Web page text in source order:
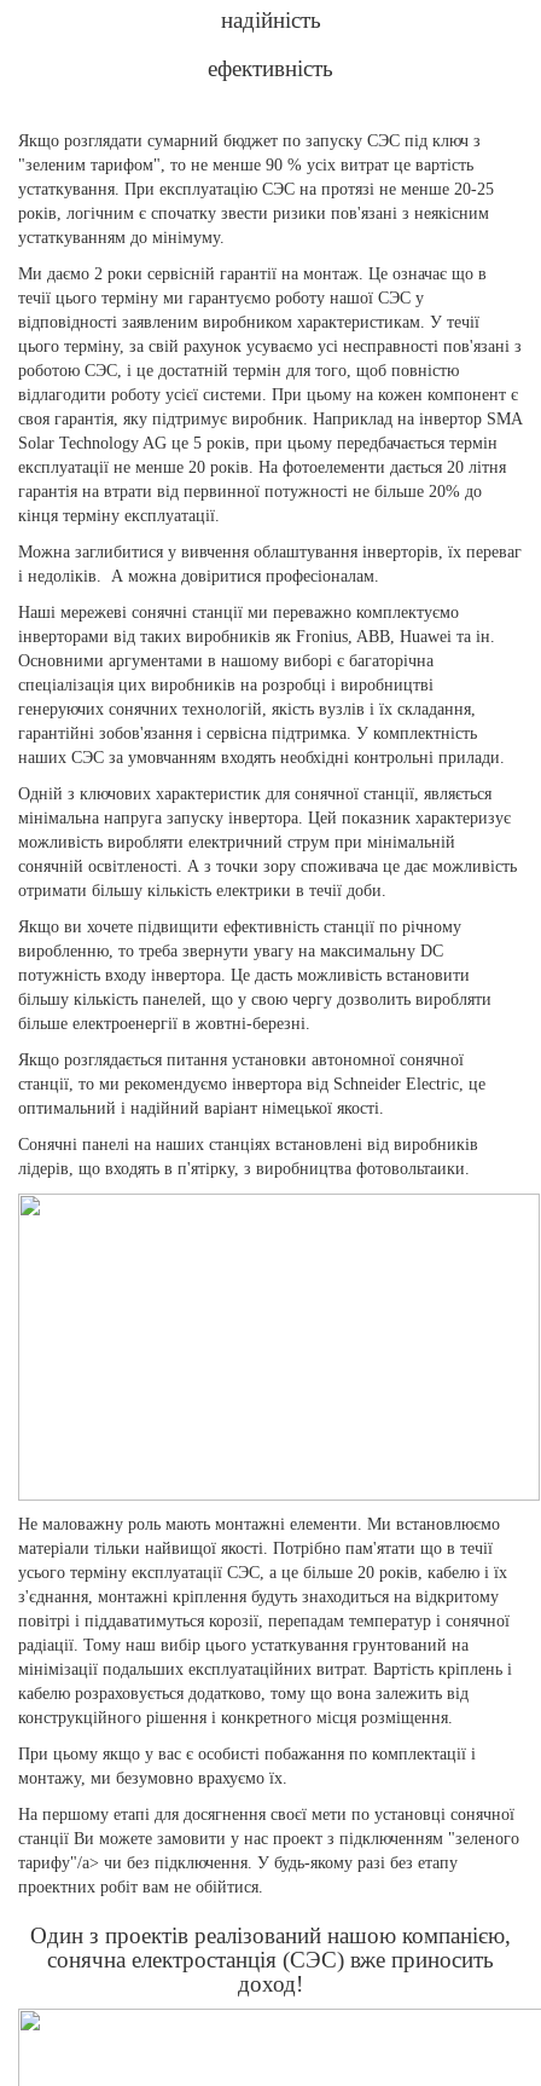
надійність
ефективність
Якщо розглядати сумарний бюджет по запуску СЭС під ключ з
"зеленим тарифом", то не менше 90 % усіх витрат це вартість
устаткування. При експлуатацію СЭС на протязі не менше 20-25
років, логічним є спочатку звести ризики пов'язані з неякісним
устаткуванням до мінімуму.
Ми даємо 2 роки сервісній гарантії на монтаж. Це означає що в
течії цього терміну ми гарантуємо роботу нашої СЭС у
відповідності заявленим виробником характеристикам. У течії
цього терміну, за свій рахунок усуваємо усі несправності пов'язані з
роботою СЭС, і це достатній термін для того, щоб повністю
відлагодити роботу усієї системи. При цьому на кожен компонент є
своя гарантія, яку підтримує виробник. Наприклад на інвертор SMA
Solar Technology AG це 5 років, при цьому передбачається термін
експлуатації не менше 20 років. На фотоелементи дається 20 літня
гарантія на втрати від первинної потужності не більше 20% до
кінця терміну експлуатації.
Можна заглибитися у вивчення облаштування інверторів, їх переваг
і недоліків. А можна довіритися професіоналам.
Наші мережеві сонячні станції ми переважно комплектуємо
інверторами від таких виробників як Fronius, ABB, Huawei та ін.
Основними аргументами в нашому виборі є багаторічна
спеціалізація цих виробників на розробці і виробництві
генеруючих сонячних технологій, якість вузлів і їх складання,
гарантійні зобов'язання і сервісна підтримка. У комплектність
наших СЭС за умовчанням входять необхідні контрольні прилади.
Одній з ключових характеристик для сонячної станції, являється
мінімальна напруга запуску інвертора. Цей показник характеризує
можливість виробляти електричний струм при мінімальній
сонячній освітленості. А з точки зору споживача це дає можливість
отримати більшу кількість електрики в течії доби.
Якщо ви хочете підвищити ефективність станції по річному
виробленню, то треба звернути увагу на максимальну DC
потужність входу інвертора. Це дасть можливість встановити
більшу кількість панелей, що у свою чергу дозволить виробляти
більше електроенергії в жовтні-березні.
Якщо розглядається питання установки автономної сонячної
станції, то ми рекомендуємо інвертора від Schneider Electric, це
оптимальний і надійний варіант німецької якості.
Сонячні панелі на наших станціях встановлені від виробників
лідерів, що входять в п'ятірку, з виробництва фотовольтаики.
Не маловажну роль мають монтажні елементи. Ми встановлюємо
матеріали тільки найвищої якості. Потрібно пам'ятати що в течії
усього терміну експлуатації СЭС, а це більше 20 років, кабелю і їх
з'єднання, монтажні кріплення будуть знаходиться на відкритому
повітрі і піддаватимуться корозії, перепадам температур і сонячної
радіації. Тому наш вибір цього устаткування грунтований на
мінімізації подальших експлуатаційних витрат. Вартість кріплень і
кабелю розраховується додатково, тому що вона залежить від
конструкційного рішення і конкретного місця розміщення.
При цьому якщо у вас є особисті побажання по комплектації і
монтажу, ми безумовно врахуємо їх.
На першому етапі для досягнення своєї мети по установці сонячної
станції Ви можете замовити у нас проект з підключенням "зеленого
тарифу"/a> чи без підключення. У будь-якому разі без етапу
проектних робіт вам не обійтися.
Один з проектів реалізований нашою компанією,
сонячна електростанція (СЭС) вже приносить
доход!